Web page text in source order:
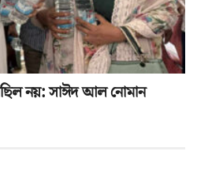
নয়: সাঈদ আল নোমান